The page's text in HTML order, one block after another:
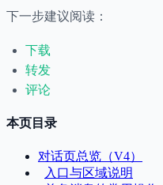
下一步建议阅读：
下载
转发
评论
本页目录
对话页总览（V4）
入口与区域说明